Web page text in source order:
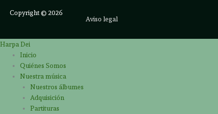
Copyright © 2026
Aviso legal
Harpa Dei
Inicio
Quiénes Somos
Nuestra música
Nuestros álbumes
Adquisición
Partituras